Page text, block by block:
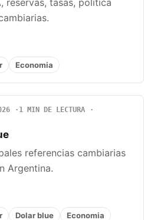
reservas, tasas, politica
Economia
1 MIN DE LECTURA
referencias cambiarias
Argentina.
Dolar blue Economia